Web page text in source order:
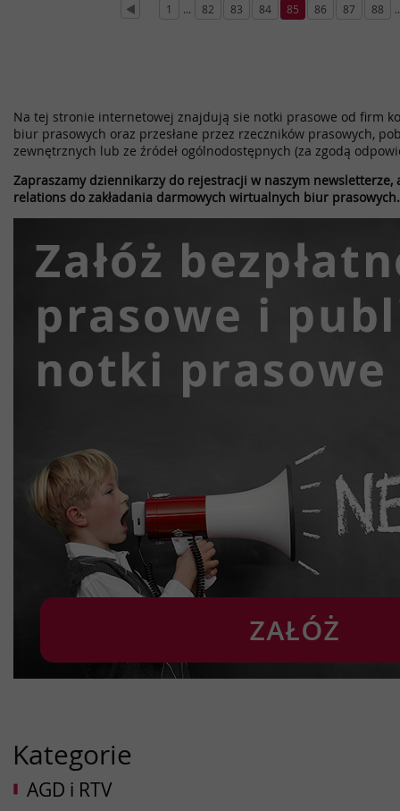
1 ... 82 83 84 85 86 87 88
Na tej stronie internetowej znajdują sie notki prasowe od firm
biur prasowych oraz przesłane przez rzeczników prasowych,
zewnętrznych lub ze źródeł ogólnodostępnych (za zgodą
Zapraszamy dziennikarzy do rejestracji w naszym
relations do zakładania darmowych wirtualnych biur prasowych.
Kategorie
AGD i RTV